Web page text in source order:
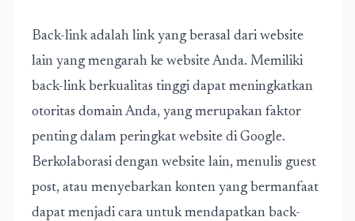
Back-link adalah link yang berasal dari website
lain yang mengarah ke website Anda. Memiliki
back-link berkualitas tinggi dapat meningkatkan
otoritas domain Anda, yang merupakan faktor
penting dalam peringkat website di Google.
Berkolaborasi dengan website lain, menulis guest
post, atau menyebarkan konten yang bermanfaat
dapat menjadi cara untuk mendapatkan back-